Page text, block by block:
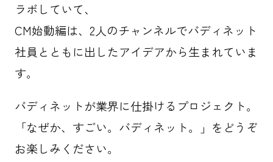
ラボしていて、
CM始動編は、2人のチャンネルでバディネット
社員とともに出したアイデアから生まれていま
す。
バディネットが業界に仕掛けるプロジェクト。
「なぜか、すごい。バディネット。」をどうぞ
お楽しみください。